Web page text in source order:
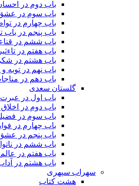
باب دوم در
باب سوم در
باب چهارم در
باب پنجم در باب
باب ششم در
باب هفتم در
باب هشتم در
باب نهم در توبه
باب دهم در
گلستان سعدی
باب اول در عبرت
باب دوم در اخلاق
باب سوم در
باب چهارم در
باب پنجم در
باب ششم در
باب هفتم در
باب هشتم در
سهراب سپهری
هشت کتاب